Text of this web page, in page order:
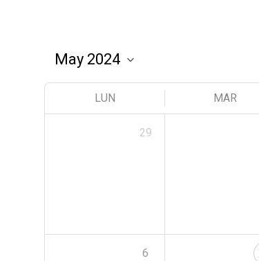
LUN MAR
29
6